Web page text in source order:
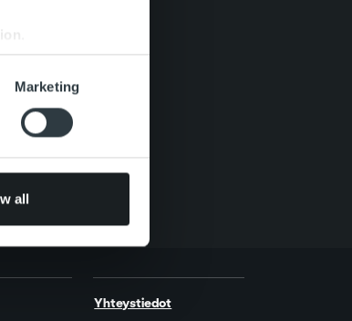
We also share
combine it with
Marketing
all
Yhteystiedot